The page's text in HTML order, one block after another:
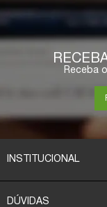
Receba
INSTITUCIONAL
DÚVIDAS